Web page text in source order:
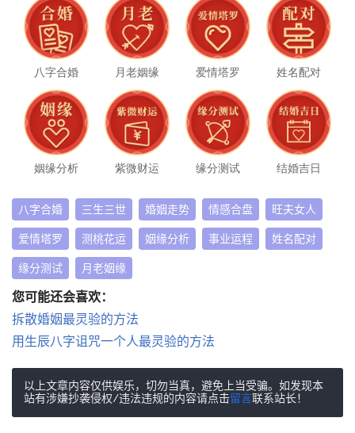
八字合婚 月老姻缘 爱情塔罗 姓名配对
姻缘分析 紫微财运 缘分测试 结婚吉日
八字合婚 三生三世 婚姻走势 情感合盘 旺夫女人
爱情塔罗 测桃花运 姻缘分析 事业运程 姓名配对
缘分测试 月老姻缘
您可能还会喜欢：
拆散婚姻最灵验的方法
用生辰八字诅咒一个人最灵验的方法
以上文章内容仅供娱乐，切勿当真，避免上当受骗。如发现本
站有涉嫌抄袭侵权/违法违规的内容请点击留言联系站长！